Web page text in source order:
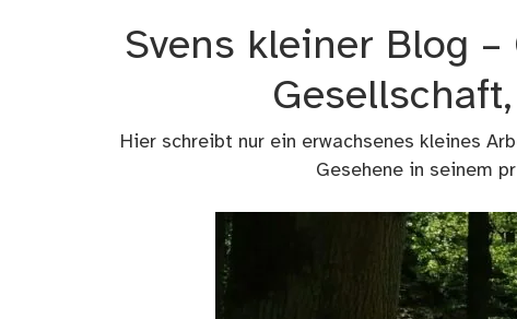
Svens kleiner Blog –
Hier schreibt nur ein erwachsenes kleines
Gesehene in seinem